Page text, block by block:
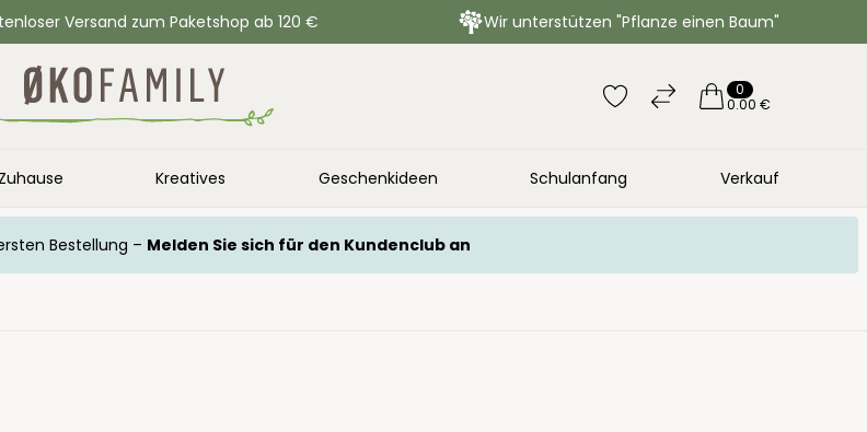
Versand zum Paketshop ab 120 € Wir unterstützen "Pflanze einen Baum"
0
0.00 €
Zuhause Kreatives Geschenkideen Schulanfang Verkauf
Bestellung – Melden Sie sich für den Kundenclub an